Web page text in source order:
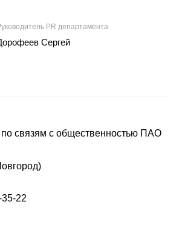
PR департамента
Сергей
связям с общественностью ПАО
22